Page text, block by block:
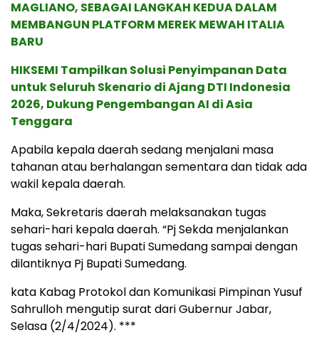
MAGLIANO, SEBAGAI LANGKAH KEDUA DALAM
MEMBANGUN PLATFORM MEREK MEWAH ITALIA
BARU
HIKSEMI Tampilkan Solusi Penyimpanan Data
untuk Seluruh Skenario di Ajang DTI Indonesia
2026, Dukung Pengembangan AI di Asia
Tenggara
Apabila kepala daerah sedang menjalani masa
tahanan atau berhalangan sementara dan tidak ada
wakil kepala daerah.
Maka, Sekretaris daerah melaksanakan tugas
sehari-hari kepala daerah. “Pj Sekda menjalankan
tugas sehari-hari Bupati Sumedang sampai dengan
dilantiknya Pj Bupati Sumedang.
kata Kabag Protokol dan Komunikasi Pimpinan Yusuf
Sahrulloh mengutip surat dari Gubernur Jabar,
Selasa (2/4/2024). ***